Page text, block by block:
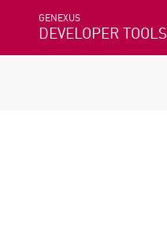
GENEXUS
DEVELOPER TOOLS